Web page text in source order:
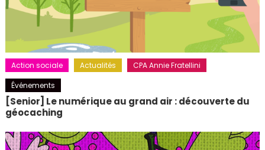
Action sociale Actualités
CPA Annie Fratellini
Événements
[Senior] Le numérique au grand air : découverte du
géocaching